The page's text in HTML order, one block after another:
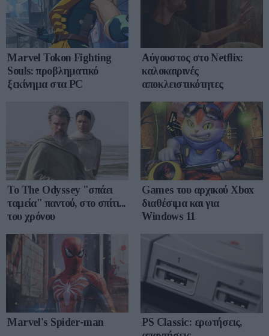
Marvel Tokon Fighting
Souls: προβληματικό
ξεκίνημα στα PC
Αύγουστος στο Netflix:
καλοκαιρινές
αποκλειστικότητες
To The Odyssey "σπάει
ταμεία" παντού, στο σπίτι...
του χρόνου
Games του αρχικού Xbox
διαθέσιμα και για
Windows 11
Marvel's Spider-man
PS Classic: ερωτήσεις,